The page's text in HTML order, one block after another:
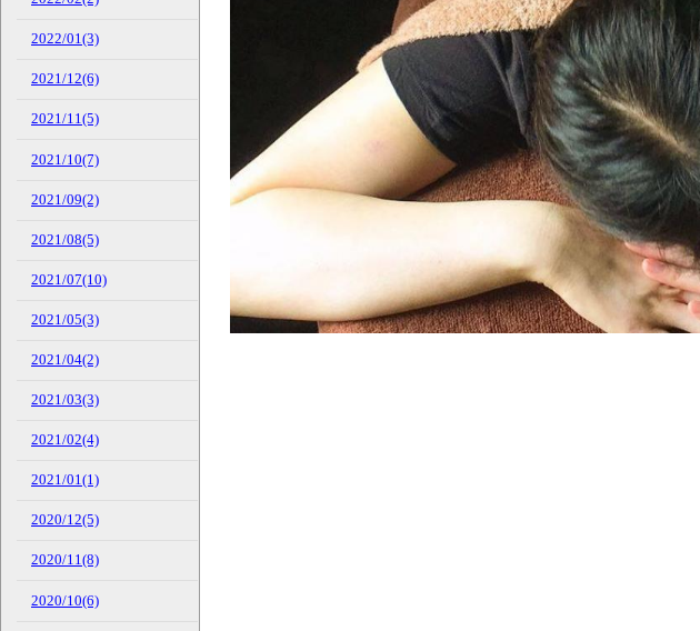
2022/01(3)
2021/12(6)
2021/11(5)
2021/10(7)
2021/09(2)
2021/08(5)
2021/07(10)
2021/05(3)
2021/04(2)
2021/03(3)
2021/02(4)
2021/01(1)
2020/12(5)
2020/11(8)
2020/10(6)